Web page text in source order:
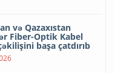
və Qazaxıstan
Fiber-Optik Kabel
başa çatdırıb